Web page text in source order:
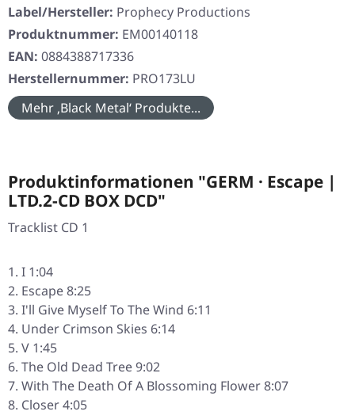
Label/Hersteller: Prophecy Productions
Produktnummer: EM00140118
EAN: 0884388717336
Herstellernummer: PRO173LU
Mehr ‚Black Metal‘ Produkte...
Produktinformationen "GERM · Escape |
LTD.2-CD BOX DCD"
Tracklist CD 1
I 1:04
Escape 8:25
I'll Give Myself To The Wind 6:11
Under Crimson Skies 6:14
V 1:45
The Old Dead Tree 9:02
With The Death Of A Blossoming Flower 8:07
Closer 4:05